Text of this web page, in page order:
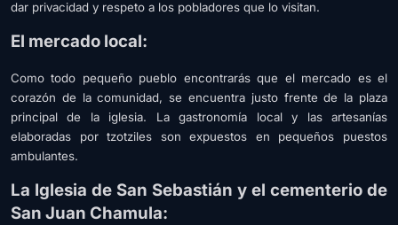
dar privacidad y respeto a los pobladores que lo visitan.
El mercado local:
Como todo pequeño pueblo encontrarás que el mercado es el
corazón de la comunidad, se encuentra justo frente de la plaza
principal de la iglesia. La gastronomía local y las artesanías
elaboradas por tzotziles son expuestos en pequeños puestos
ambulantes.
La Iglesia de San Sebastián y el cementerio de
San Juan Chamula: